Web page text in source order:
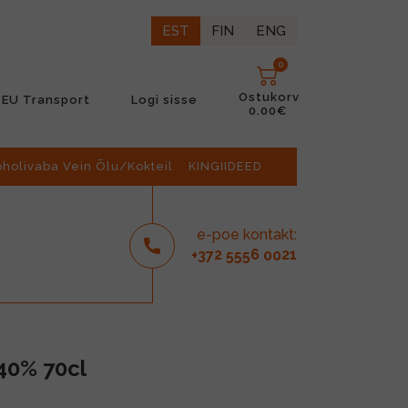
EST FIN ENG
EU Transport Logi sisse
0
Ostukorv
0.00€
Vein Õlu/Kokteil KINGIIDEED
e-poe kontakt:
+372 5556 0021
70cl